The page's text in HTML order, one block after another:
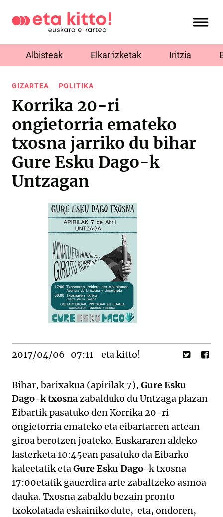
Albisteak Elkarrizketak Iritzia
GIZARTEA POLITIKA
Korrika 20-ri
ongietorria emateko
txosna jarriko du bihar
Gure Esku Dago-k
Untzagan
2017/04/06 07:11 eta kitto!
Bihar, barixakua (apirilak 7), Gure Esku
Dago-ktxosnazabalduko du Untzaga plazan
Eibartik pasatuko den Korrika 20-ri
ongietorria emateko eta eibartarren artean
giroa berotzen joateko. Euskararen aldeko
lasterketa 10:45ean pasatuko da Eibarko
kaleetatik etaGure Esku Dago-k txosna
17:00etatik gauerdira arte zabaltzeko asmoa
dauka. Txosna zabaldu bezain pronto
txokolatada eskainiko dute, eta, ondoren,